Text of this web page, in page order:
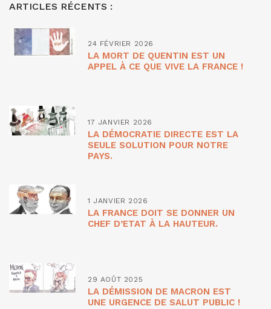
ARTICLES RÉCENTS :
24 FÉVRIER 2026
LA MORT DE QUENTIN EST UN
APPEL À CE QUE VIVE LA FRANCE !
17 JANVIER 2026
LA DÉMOCRATIE DIRECTE EST LA
SEULE SOLUTION POUR NOTRE
PAYS.
1 JANVIER 2026
LA FRANCE DOIT SE DONNER UN
CHEF D’ETAT À LA HAUTEUR.
29 AOÛT 2025
LA DÉMISSION DE MACRON EST
UNE URGENCE DE SALUT PUBLIC !